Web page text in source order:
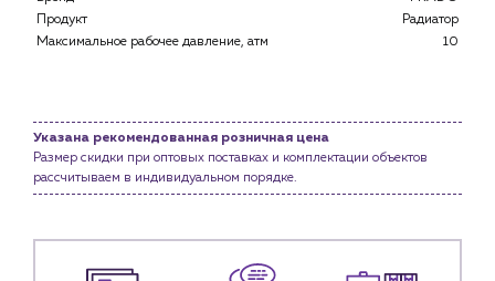
История компании
Сервис и обслуживание инженерных систем
Доставка
Продукт
Радиатор
Максимальное рабочее давление, атм
10
Указана рекомендованная розничная цена
Размер скидки при оптовых поставках и комплектации объектов
рассчитываем в индивидуальном порядке.